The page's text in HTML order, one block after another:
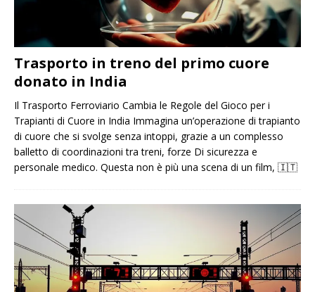
Trasporto in treno del primo cuore
donato in India
Il Trasporto Ferroviario Cambia le Regole del Gioco per i
Trapianti di Cuore in India Immagina un’operazione di trapianto
di cuore che si svolge senza intoppi, grazie a un complesso
balletto di coordinazioni tra treni, forze Di sicurezza e
personale medico. Questa non è più una scena di un film, 🇮🇹